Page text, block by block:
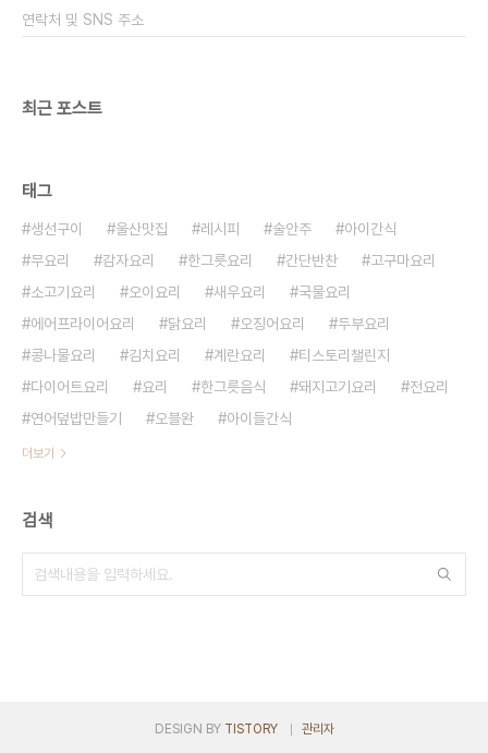
연락처 및 SNS 주소
최근 포스트
태그
생선구이 울산맛집 레시피 술안주
아이간식
무요리
감자요리 한그릇요리 간단반찬
고구마요리
소고기요리
오이요리 새우요리
국물요리
에어프라이어요리
닭요리 오징어요리
두부요리
콩나물요리
김치요리 계란요리
티스토리챌린지
다이어트요리
요리 한그릇음식 돼지고기요리
전요리
연어덮밥만들기
오블완 아이들간식
더보기
검색
DESIGN BY TISTORY 관리자